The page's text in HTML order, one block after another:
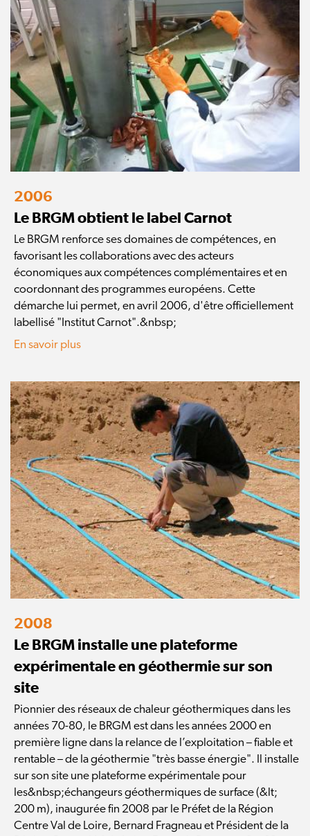
2006
Le BRGM obtient le label Carnot
Le BRGM renforce ses domaines de compétences, en
favorisant les collaborations avec des acteurs
économiques aux compétences complémentaires et en
coordonnant des programmes européens. Cette
démarche lui permet, en avril 2006, d'être officiellement
labellisé "Institut Carnot".&nbsp;
En savoir plus
2008
Le BRGM installe une plateforme
expérimentale en géothermie sur son
site
Pionnier des réseaux de chaleur géothermiques dans les
années 70-80, le BRGM est dans les années 2000 en
première ligne dans la relance de l’exploitation – fiable et
rentable – de la géothermie "très basse énergie". Il installe
sur son site une plateforme expérimentale pour
les&nbsp;échangeurs géothermiques de surface (&lt;
200 m), inaugurée fin 2008 par le Préfet de la Région
Centre Val de Loire, Bernard Fragneau et Président de la